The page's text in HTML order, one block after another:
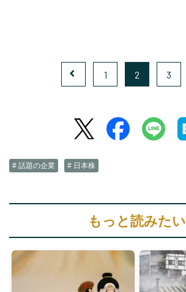
1 2 3
# 話題の企業 # 日本株
もっと読みたい